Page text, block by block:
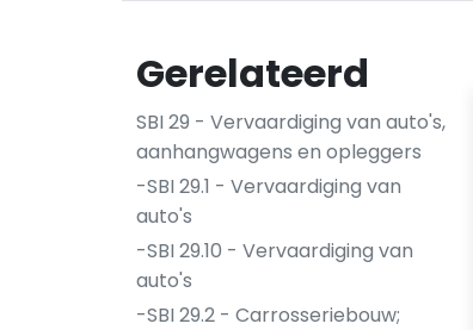
Gerelateerd
SBI 29 - Vervaardiging van auto's,
aanhangwagens en opleggers
-SBI 29.1 - Vervaardiging van
auto's
-SBI 29.10 - Vervaardiging van
auto's
-SBI 29.2 - Carrosseriebouw;